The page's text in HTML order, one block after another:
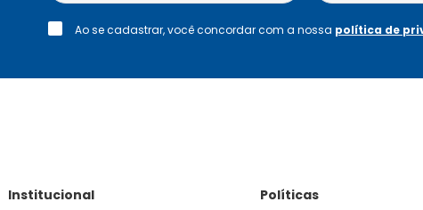
Ao se cadastrar, você concordar com a nossa política de
Institucional Políticas